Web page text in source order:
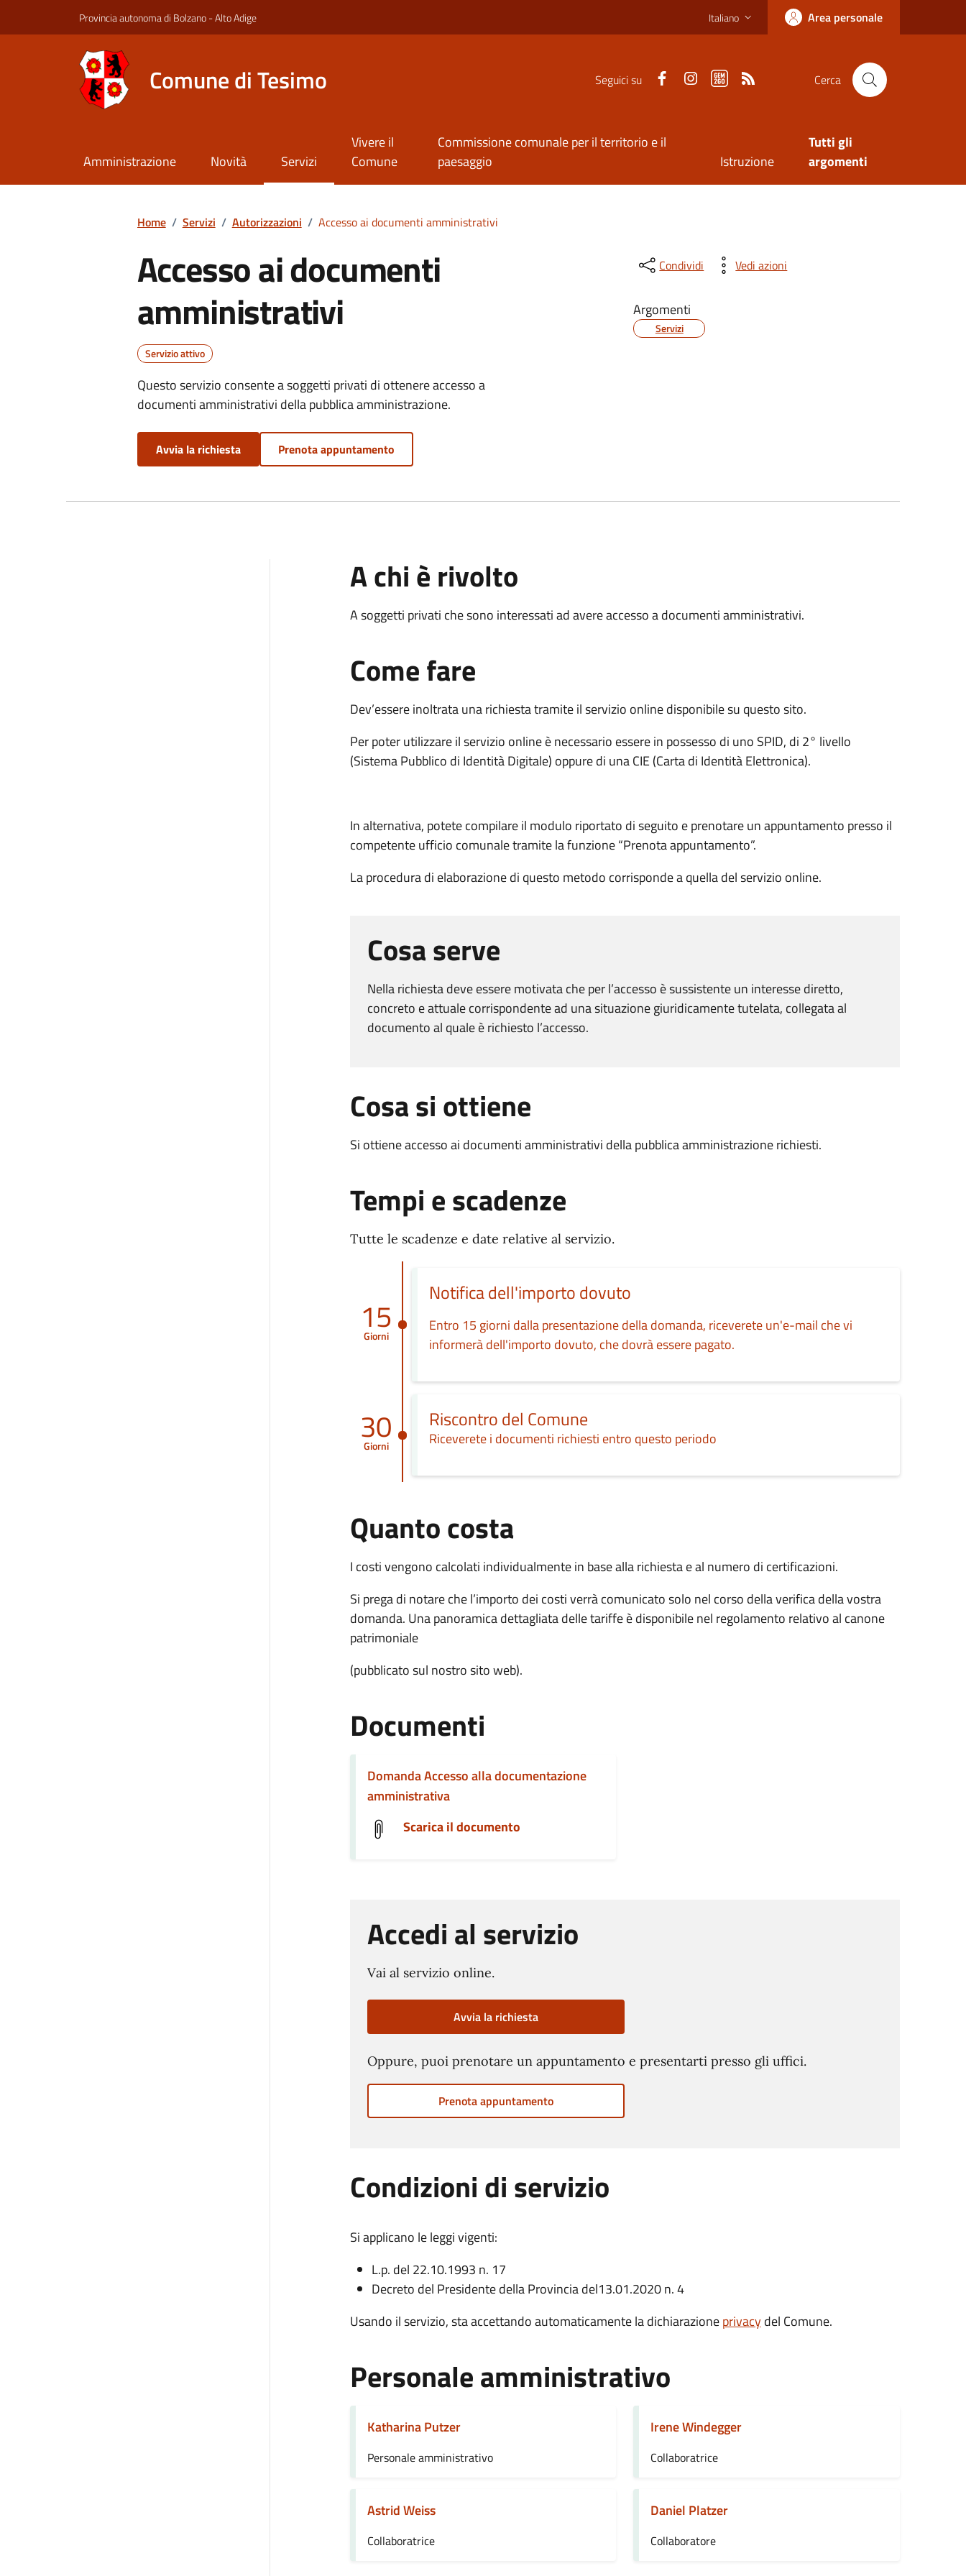
Provincia autonoma di Bolzano - Alto Adige Italiano Area personale
Comune di Tesimo Seguici su FacebookInstagram
Gem2Go App Cerca
Amministrazione Novità Servizi
Vivere il
Comune
Commissione comunale per il territorio e il
paesaggio
Istruzione
Tutti gli
argomenti
Home / Servizi / Autorizzazioni / Accesso ai documenti amministrativi
Accesso ai documenti
amministrativi
Servizio attivo
Questo servizio consente a soggetti privati di ottenere accesso a
documenti amministrativi della pubblica amministrazione.
Avvia la richiesta Prenota appuntamento
Condividi Vedi azioni
Argomenti
Servizi
A chi è rivolto
A soggetti privati che sono interessati ad avere accesso a documenti amministrativi.
Come fare
Dev’essere inoltrata una richiesta tramite il servizio online disponibile su questo sito.
Per poter utilizzare il servizio online è necessario essere in possesso di uno SPID, di 2° livello
(Sistema Pubblico di Identità Digitale) oppure di una CIE (Carta di Identità Elettronica).
In alternativa, potete compilare il modulo riportato di seguito e prenotare un appuntamento presso il
competente ufficio comunale tramite la funzione “Prenota appuntamento”.
La procedura di elaborazione di questo metodo corrisponde a quella del servizio online.
Cosa serve
Nella richiesta deve essere motivata che per l’accesso è sussistente un interesse diretto,
concreto e attuale corrispondente ad una situazione giuridicamente tutelata, collegata al
documento al quale è richiesto l’accesso.
Cosa si ottiene
Si ottiene accesso ai documenti amministrativi della pubblica amministrazione richiesti.
Tempi e scadenze
Tutte le scadenze e date relative al servizio.
15
Giorni
Notifica dell'importo dovuto
Entro 15 giorni dalla presentazione della domanda, riceverete un'e-mail che vi
informerà dell'importo dovuto, che dovrà essere pagato.
30
Giorni
Riscontro del Comune
Riceverete i documenti richiesti entro questo periodo
Quanto costa
I costi vengono calcolati individualmente in base alla richiesta e al numero di certificazioni.
Si prega di notare che l’importo dei costi verrà comunicato solo nel corso della verifica della vostra
domanda. Una panoramica dettagliata delle tariffe è disponibile nel regolamento relativo al canone
patrimoniale
(pubblicato sul nostro sito web).
Documenti
Domanda Accesso alla documentazione
amministrativa
Scarica il documento
Accedi al servizio
Vai al servizio online.
Avvia la richiesta
Oppure, puoi prenotare un appuntamento e presentarti presso gli uffici.
Prenota appuntamento
Condizioni di servizio
Si applicano le leggi vigenti:
L.p. del 22.10.1993 n. 17
Decreto del Presidente della Provincia del13.01.2020 n. 4
Usando il servizio, sta accettando automaticamente la dichiarazioneprivacydel Comune.
Personale amministrativo
Katharina Putzer
Personale amministrativo
Irene Windegger
Collaboratrice
Astrid Weiss
Collaboratrice
Daniel Platzer
Collaboratore